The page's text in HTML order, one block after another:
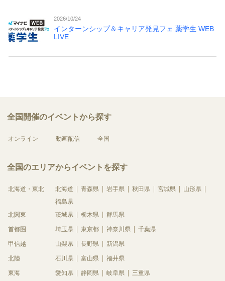
2026/10/24
インターンシップ＆キャリア発見フェ 薬学生 WEB
LIVE
全国開催のイベントから探す
オンライン 動画配信 全国
全国のエリアからイベントを探す
北海道・東北 北海道 青森県 岩手県 秋田県 宮城県
山形県
福島県
北関東
茨城県 栃木県 群馬県
首都圏 埼玉県 東京都 神奈川県 千葉県
甲信越 山梨県 長野県 新潟県
北陸 石川県 富山県 福井県
東海 愛知県 静岡県 岐阜県 三重県